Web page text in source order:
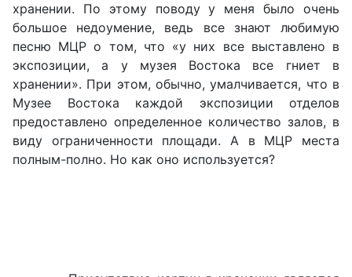
хранении. По этому поводу у меня было очень
большое недоумение, ведь все знают любимую
песню МЦР о том, что «у них все выставлено в
экспозиции, а у музея Востока все гниет в
хранении». При этом, обычно, умалчивается, что в
Музее Востока каждой экспозиции отделов
предоставлено определенное количество залов, в
виду ограниченности площади. А в МЦР места
полным-полно. Но как оно используется?